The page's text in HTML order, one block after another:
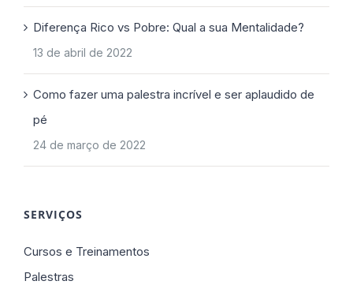
Diferença Rico vs Pobre: Qual a sua Mentalidade?
13 de abril de 2022
Como fazer uma palestra incrível e ser aplaudido de
pé
24 de março de 2022
SERVIÇOS
Cursos e Treinamentos
Palestras